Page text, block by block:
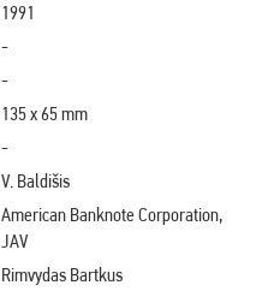
1991
-
-
135 x 65 mm
-
V. Baldišis
American Banknote Corporation,
JAV
Rimvydas Bartkus